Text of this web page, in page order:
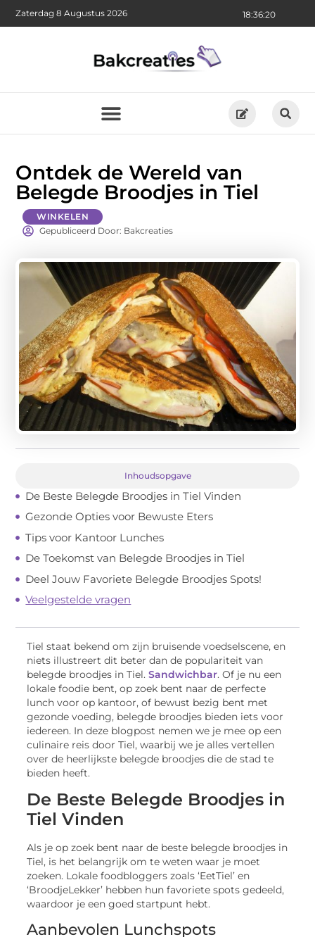
18:36:21
Zaterdag 8 Augustus 2026
Ontdek de Wereld van
Belegde Broodjes in Tiel
WINKELEN
Gepubliceerd Door: Bakcreaties
Inhoudsopgave
De Beste Belegde Broodjes in Tiel Vinden
Gezonde Opties voor Bewuste Eters
Tips voor Kantoor Lunches
De Toekomst van Belegde Broodjes in Tiel
Deel Jouw Favoriete Belegde Broodjes Spots!
Veelgestelde vragen
Tiel staat bekend om zijn bruisende voedselscene, en
niets illustreert dit beter dan de populariteit van
belegde broodjes in Tiel.Sandwichbar. Of je nu een
lokale foodie bent, op zoek bent naar de perfecte
lunch voor op kantoor, of bewust bezig bent met
gezonde voeding, belegde broodjes bieden iets voor
iedereen. In deze blogpost nemen we je mee op een
culinaire reis door Tiel, waarbij we je alles vertellen
over de heerlijkste belegde broodjes die de stad te
bieden heeft.
De Beste Belegde Broodjes in
Tiel Vinden
Als je op zoek bent naar de beste belegde broodjes in
Tiel, is het belangrijk om te weten waar je moet
zoeken. Lokale foodbloggers zoals ‘EetTiel’ en
‘BroodjeLekker’ hebben hun favoriete spots gedeeld,
waardoor je een goed startpunt hebt.
Aanbevolen Lunchspots